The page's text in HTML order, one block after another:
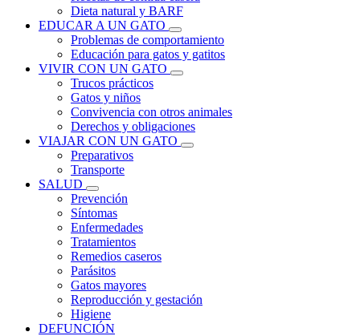
Dieta natural y BARF
EDUCAR A UN GATO
Problemas de comportamiento
Educación para gatos y gatitos
VIVIR CON UN GATO
Trucos prácticos
Gatos y niños
Convivencia con otros animales
Derechos y obligaciones
VIAJAR CON UN GATO
Preparativos
Transporte
SALUD
Prevención
Síntomas
Enfermedades
Tratamientos
Remedios caseros
Parásitos
Gatos mayores
Reproducción y gestación
Higiene
DEFUNCIÓN